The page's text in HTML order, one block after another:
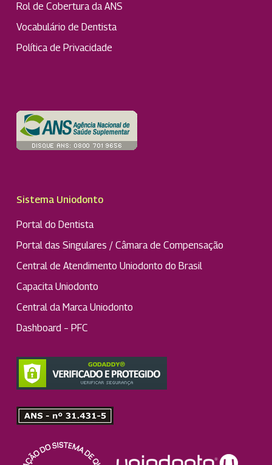
Rol de Cobertura da ANS
Vocabulário de Dentista
Política de Privacidade
Sistema Uniodonto
Portal do Dentista
Portal das Singulares / Câmara de Compensação
Central de Atendimento Uniodonto do Brasil
Capacita Uniodonto
Central da Marca Uniodonto
Dashboard – PFC